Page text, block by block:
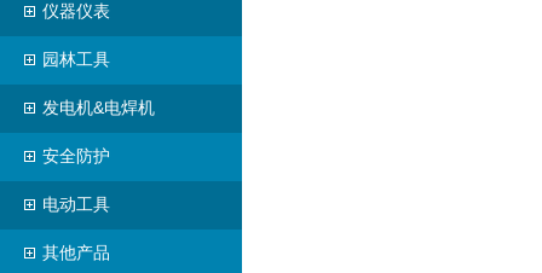
仪器仪表
园林工具
发电机&电焊机
安全防护
电动工具
其他产品